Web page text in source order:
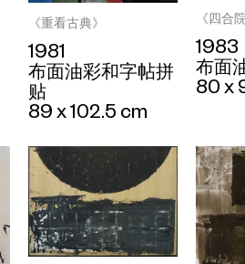
《重看古典》
1981
布面油彩和字帖拼
贴
89 x 102.5 cm
《四合
1983
布面
80 x